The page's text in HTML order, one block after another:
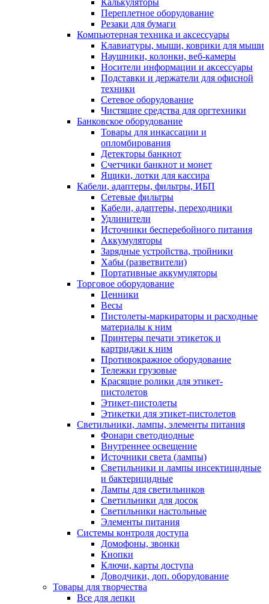
Калькуляторы
Переплетное оборудование
Резаки для бумаги
Компьютерная техника и аксессуары
Клавиатуры, мыши, коврики для мыши
Наушники, колонки, веб-камеры
Носители информации и аксессуары
Подставки и держатели для офисной
техники
Сетевое оборудование
Чистящие средства для оргтехники
Банковское оборудование
Товары для инкассации и
опломбирования
Детекторы банкнот
Счетчики банкнот и монет
Ящики, лотки для кассира
Кабели, адаптеры, фильтры, ИБП
Сетевые фильтры
Кабели, адаптеры, переходники
Удлинители
Источники бесперебойного питания
Аккумуляторы
Зарядные устройства, тройники
Хабы (разветвители)
Портативные аккумуляторы
Торговое оборудование
Ценники
Весы
Пистолеты-маркираторы и расходные
материалы к ним
Принтеры печати этикеток и
картриджи к ним
Противокражное оборудование
Тележки грузовые
Красящие ролики для этикет-
пистолетов
Этикет-пистолеты
Этикетки для этикет-пистолетов
Светильники, лампы, элементы питания
Фонари светодиодные
Внутреннее освещение
Источники света (лампы)
Светильники и лампы инсектицидные
и бактерицидные
Лампы для светильников
Светильники для досок
Светильники настольные
Элементы питания
Системы контроля доступа
Домофоны, звонки
Кнопки
Ключи, карты доступа
Доводчики, доп. оборудование
Товары для творчества
Все для лепки